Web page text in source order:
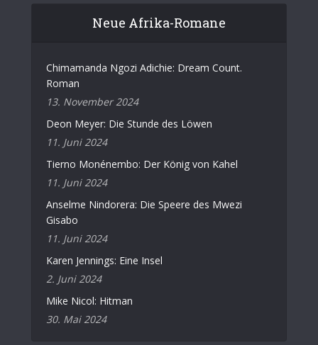
Neue Afrika-Romane
Chimamanda Ngozi Adichie: Dream Count.
Roman
13. November 2024
Deon Meyer: Die Stunde des Löwen
11. Juni 2024
Tierno Monénembo: Der König von Kahel
11. Juni 2024
Anselme Nindorera: Die Speere des Mwezi
Gisabo
11. Juni 2024
Karen Jennings: Eine Insel
2. Juni 2024
Mike Nicol: Hitman
30. Mai 2024